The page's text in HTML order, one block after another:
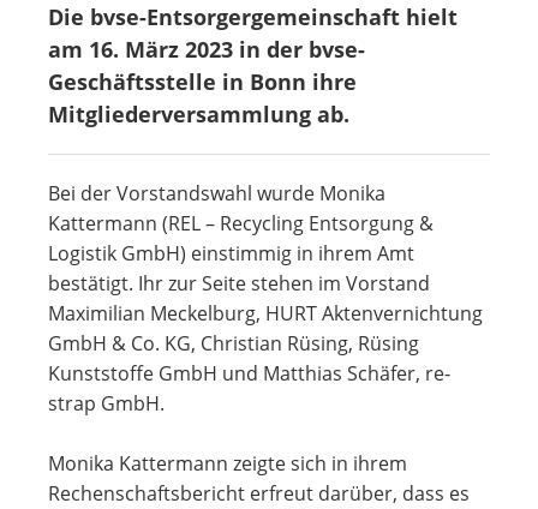
Die bvse-Entsorgergemeinschaft hielt
am 16. März 2023 in der bvse-
Geschäftsstelle in Bonn ihre
Mitgliederversammlung ab.
Bei der Vorstandswahl wurde Monika
Kattermann (REL – Recycling Entsorgung &
Logistik GmbH) einstimmig in ihrem Amt
bestätigt. Ihr zur Seite stehen im Vorstand
Maximilian Meckelburg, HURT Aktenvernichtung
GmbH & Co. KG, Christian Rüsing, Rüsing
Kunststoffe GmbH und Matthias Schäfer, re-
strap GmbH.
Monika Kattermann zeigte sich in ihrem
Rechenschaftsbericht erfreut darüber, dass es